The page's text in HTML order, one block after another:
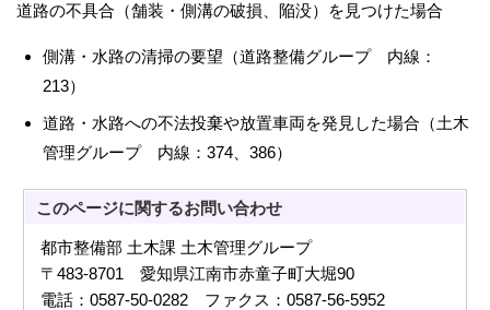
道路の不具合（舗装・側溝の破損、陥没）を見つけた場合
側溝・水路の清掃の要望（道路整備グループ 内線：
213）
道路・水路への不法投棄や放置車両を発見した場合（土木
管理グループ 内線：374、386）
このページに関するお問い合わせ
都市整備部 土木課 土木管理グループ
〒483-8701 愛知県江南市赤童子町大堀90
電話：0587-50-0282 ファクス：0587-56-5952